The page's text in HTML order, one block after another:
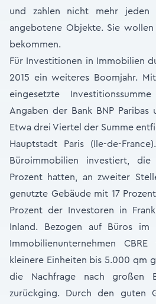
und zahlen nicht mehr jeden
angebotene Objekte. Sie
bekommen.
Für Investitionen in Immobilien
2015 ein weiteres Boomjahr.
eingesetzte
Angaben der Bank BNP Paribas
Etwa drei Viertel der Summe
Hauptstadt Paris (Ile-de-
Büroimmobilien investiert,
Prozent hatten, an zweiter
genutzte Gebäude mit 17
Prozent der Investoren in
Inland. Bezogen auf Büros im
Immobilienunternehmen
kleinere Einheiten bis 5.000 qm
die Nachfrage nach großen
zurückging. Durch den guten